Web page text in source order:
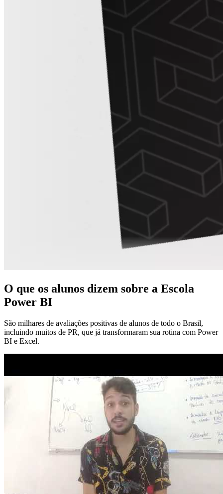
O que os alunos dizem sobre a Escola
Power BI
São milhares de avaliações positivas de alunos de todo o Brasil,
incluindo muitos de PR, que já transformaram sua rotina com Power
BI e Excel.